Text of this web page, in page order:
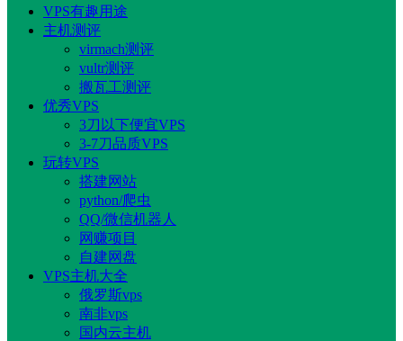
VPS有趣用途
主机测评
virmach测评
vultr测评
搬瓦工测评
优秀VPS
3刀以下便宜VPS
3-7刀品质VPS
玩转VPS
搭建网站
python/爬虫
QQ/微信机器人
网赚项目
自建网盘
VPS主机大全
俄罗斯vps
南非vps
国内云主机